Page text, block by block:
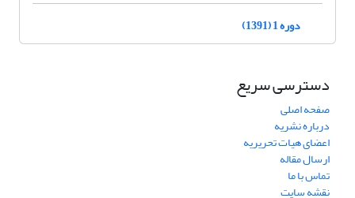
دوره 1 (1391)
دسترسی سریع
صفحه اصلی
درباره نشریه
اعضای هیات تحریریه
ارسال مقاله
تماس با ما
نقشه سایت